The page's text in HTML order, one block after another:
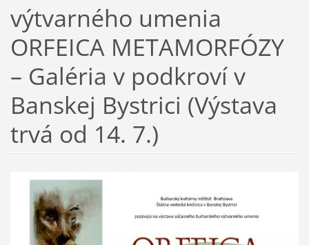
výtvarného umenia
ORFEICA METAMORFÓZY
– Galéria v podkroví v
Banskej Bystrici (Výstava
trvá od 14. 7.)